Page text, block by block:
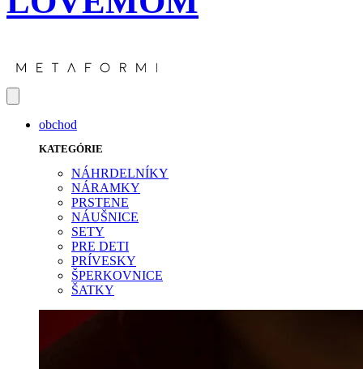
obchod
KATEGÓRIE
NÁHRDELNÍKY
NÁRAMKY
PRSTENE
NÁUŠNICE
SETY
PRE DETI
PRÍVESKY
ŠPERKOVNICE
ŠATKY